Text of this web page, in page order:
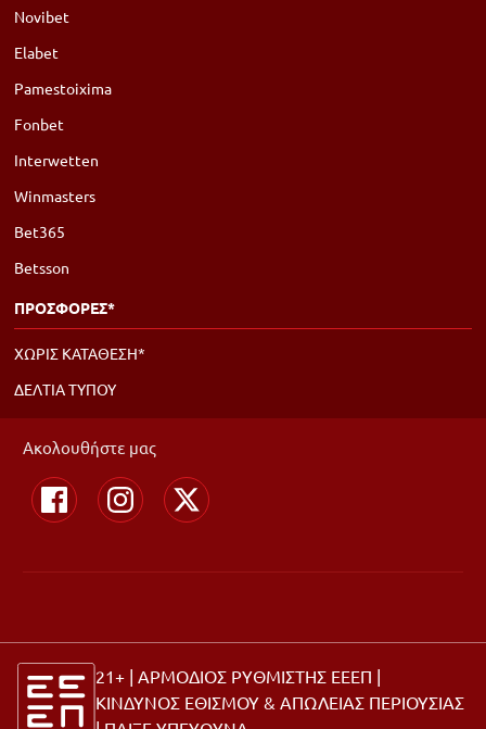
Novibet
Elabet
Pamestoixima
Fonbet
Interwetten
Winmasters
Bet365
Betsson
ΠΡΟΣΦΟΡΕΣ*
ΧΩΡΙΣ ΚΑΤΑΘΕΣΗ*
ΔΕΛΤΙΑ ΤΥΠΟΥ
Ακολουθήστε μας
21+ | ΑΡΜΟΔΙΟΣ ΡΥΘΜΙΣΤΗΣ ΕΕΕΠ |
ΚΙΝΔΥΝΟΣ ΕΘΙΣΜΟΥ & ΑΠΩΛΕΙΑΣ ΠΕΡΙΟΥΣΙΑΣ